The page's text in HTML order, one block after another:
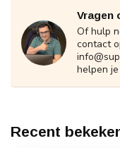
Vragen
Of hulp
contact
helpen
Recent